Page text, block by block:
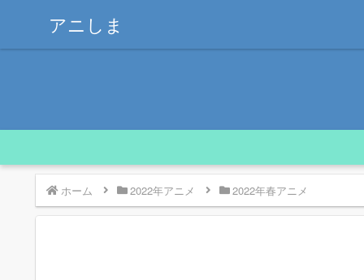
アニしま
ホーム 2022年アニメ 2022年春アニメ